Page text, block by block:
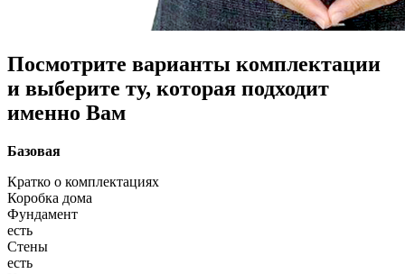
Посмотрите варианты комплектации
и выберите ту, которая подходит
именно Вам
Базовая
Кратко о комплектациях
Коробка дома
Фундамент
есть
Стены
есть